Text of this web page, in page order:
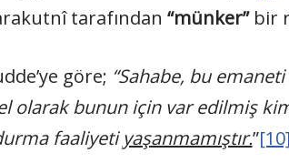
tarafından “münker” bir
göre; “Sahabe, bu
olarak bunun için var edilmiş
faaliyetiyaşanmamıştır.”[10]